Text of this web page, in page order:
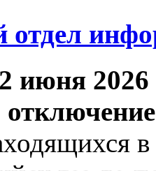
отдел
июня 2026